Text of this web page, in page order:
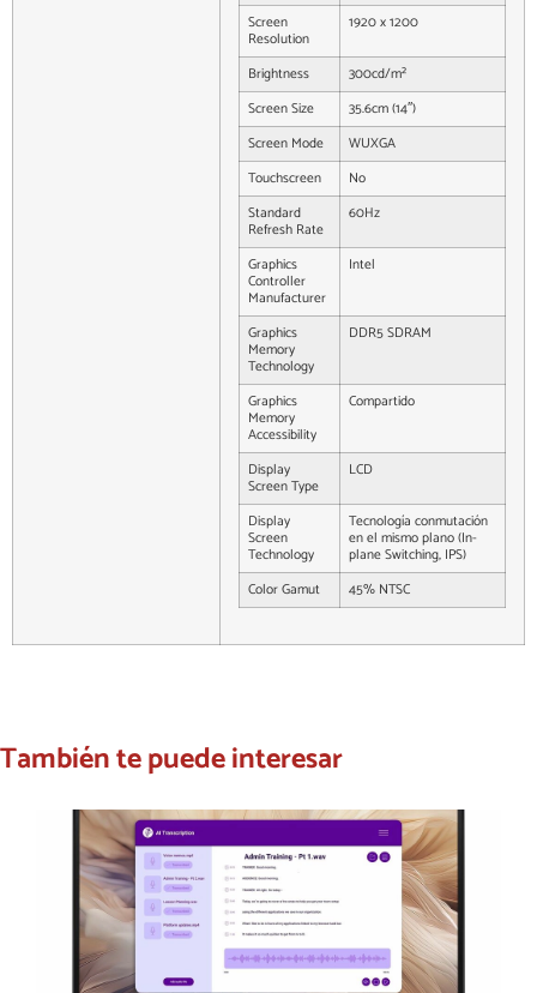
Screen
Resolution
1920 x 1200
Brightness
300cd/m²
Screen Size
35.6cm (14″)
Screen Mode
WUXGA
Touchscreen
No
Standard
Refresh Rate
60Hz
Graphics
Controller
Manufacturer
Intel
Graphics
Memory
Technology
DDR5 SDRAM
Graphics
Memory
Accessibility
Compartido
Display
Screen Type
LCD
Display
Screen
Technology
Tecnología conmutación
en el mismo plano (In-
plane Switching, IPS)
Color Gamut
45% NTSC
También te puede interesar